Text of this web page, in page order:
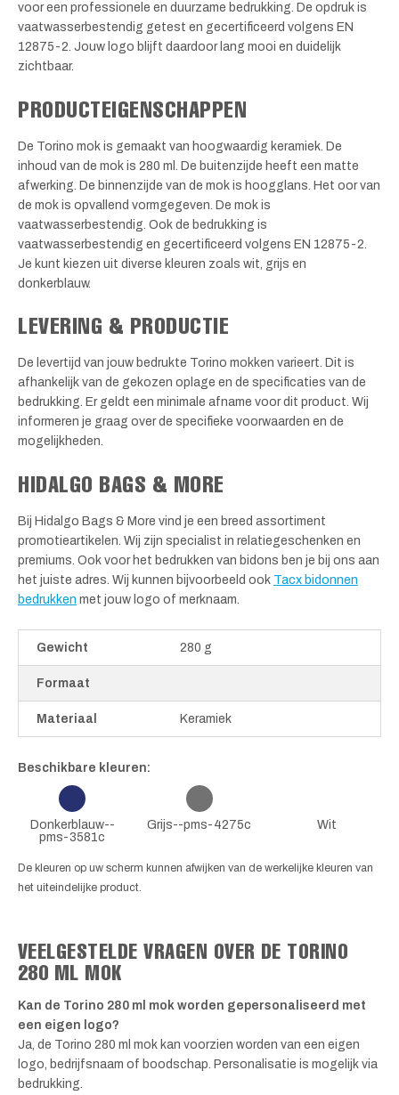
voor een professionele en duurzame bedrukking. De opdruk is
vaatwasserbestendig getest en gecertificeerd volgens EN
12875-2. Jouw logo blijft daardoor lang mooi en duidelijk
zichtbaar.
PRODUCTEIGENSCHAPPEN
De Torino mok is gemaakt van hoogwaardig keramiek. De
inhoud van de mok is 280 ml. De buitenzijde heeft een matte
afwerking. De binnenzijde van de mok is hoogglans. Het oor van
de mok is opvallend vormgegeven. De mok is
vaatwasserbestendig. Ook de bedrukking is
vaatwasserbestendig en gecertificeerd volgens EN 12875-2.
Je kunt kiezen uit diverse kleuren zoals wit, grijs en
donkerblauw.
LEVERING & PRODUCTIE
De levertijd van jouw bedrukte Torino mokken varieert. Dit is
afhankelijk van de gekozen oplage en de specificaties van de
bedrukking. Er geldt een minimale afname voor dit product. Wij
informeren je graag over de specifieke voorwaarden en de
mogelijkheden.
HIDALGO BAGS & MORE
Bij Hidalgo Bags & More vind je een breed assortiment
promotieartikelen. Wij zijn specialist in relatiegeschenken en
premiums. Ook voor het bedrukken van bidons ben je bij ons aan
het juiste adres. Wij kunnen bijvoorbeeld ook Tacx bidonnen
bedrukken met jouw logo of merknaam.
Gewicht 280 g
Formaat
Materiaal Keramiek
Beschikbare kleuren:
Donkerblauw--
pms-3581c
Grijs--pms-4275c Wit
De kleuren op uw scherm kunnen afwijken van de werkelijke kleuren van
het uiteindelijke product.
VEELGESTELDE VRAGEN OVER DE TORINO
280 ML MOK
Kan de Torino 280 ml mok worden gepersonaliseerd met
een eigen logo?
Ja, de Torino 280 ml mok kan voorzien worden van een eigen
logo, bedrijfsnaam of boodschap. Personalisatie is mogelijk via
bedrukking.